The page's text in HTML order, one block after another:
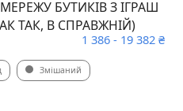
БУТИКІВ З ІГРАШ
ТАК, В СПРАВЖНІЙ)
1 386 - 19 382 ₴
Змішаний